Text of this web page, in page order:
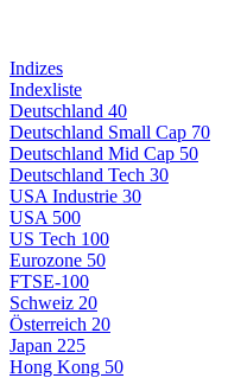
Indizes
Indexliste
Deutschland 40
Deutschland Small Cap 70
Deutschland Mid Cap 50
Deutschland Tech 30
USA Industrie 30
USA 500
US Tech 100
Eurozone 50
FTSE-100
Schweiz 20
Österreich 20
Japan 225
Hong Kong 50